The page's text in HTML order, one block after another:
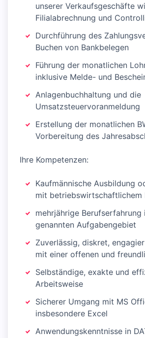
unserer Verkaufsgeschäfte
Filialabrechnung und
Durchführung des
Buchen von Bankbelegen
Führung der monatlichen
inklusive Melde- und
Anlagenbuchhaltung und die
Umsatzsteuervoranmeldung
Erstellung der monatlichen
Vorbereitung des
Ihre Kompetenzen:
Kaufmännische Ausbildung
mit betriebswirtschaftlichem
mehrjährige Berufserfahrung
genannten Aufgabengebiet
Zuverlässig, diskret,
mit einer offenen und
Selbständige, exakte und
Arbeitsweise
Sicherer Umgang mit MS
insbesondere Excel
Anwendungskenntnisse in